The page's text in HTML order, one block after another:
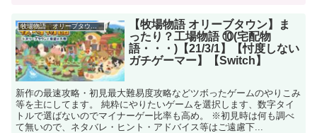
牧場物語 オリーブタウンと希望の大地
【牧場物語 オリーブタウン】ま
ったり？工場物語 ⑩(宅配物
語・・・)【21/3/1】【忖度しない
ガチゲーマー】【Switch】
新作の最速攻略・初見最大難易度攻略などツボったゲームのやりこみ
等を主にしてます。 純粋にやりたいゲームを選択します、数字タイ
トルで選ばないのでマイナーゲー比率も高め。 ※初見時は何も調べ
て無いので、ネタバレ・ヒント・アドバイス等はご遠慮下...